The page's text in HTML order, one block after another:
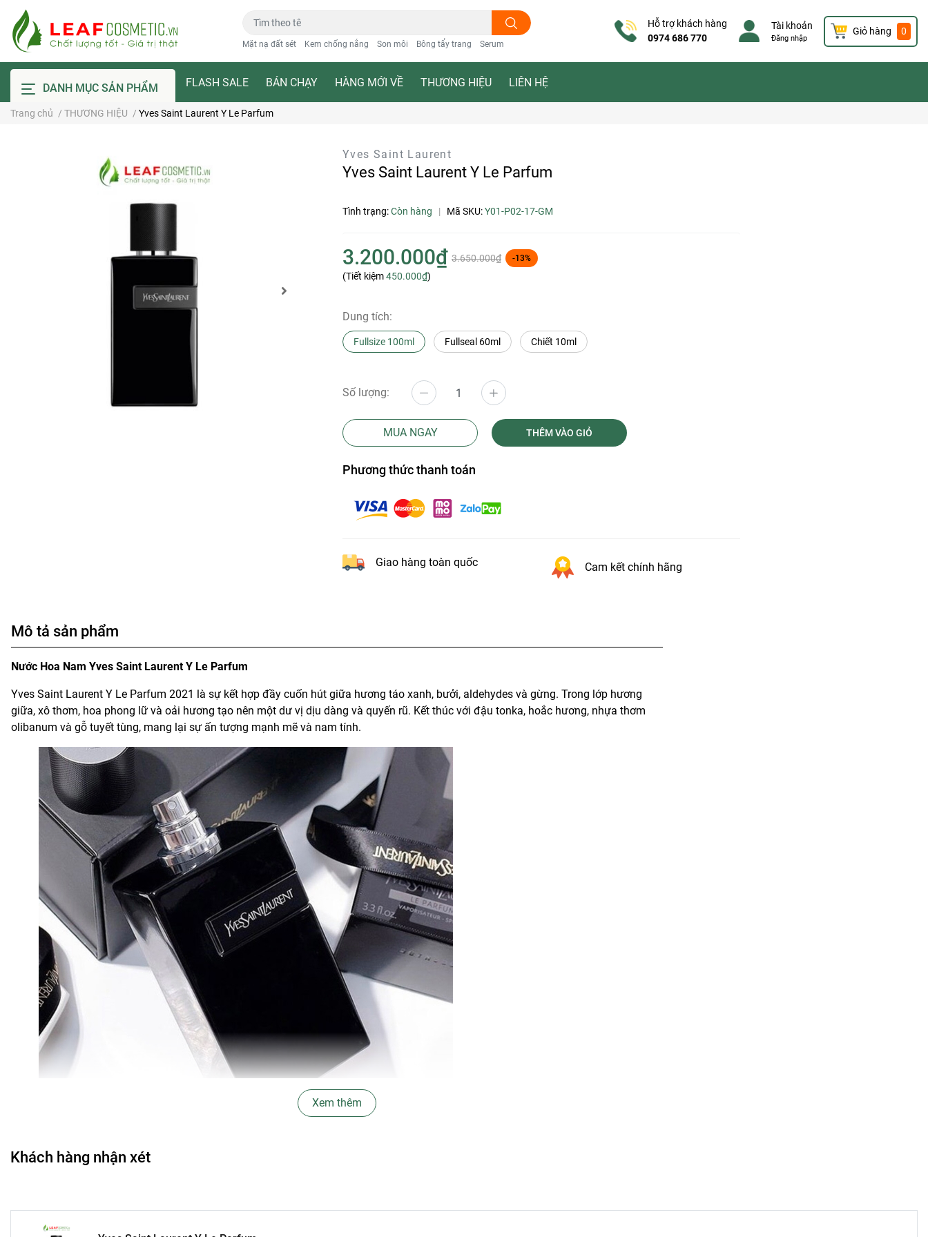
Mặt nạ đất sét Kem chống nắng Son môi Bông tẩy trang Serum
Hỗ trợ khách hàng
0974 686 770
Tài khoản
Đăng nhập
Giỏ hàng 0
DANH MỤC SẢN PHẨM FLASH SALE BÁN CHẠY HÀNG MỚI VỀ THƯƠNG HIỆU LIÊN HỆ
Trang chủ / THƯƠNG HIỆU / Yves Saint Laurent Y Le Parfum
Yves Saint Laurent
Yves Saint Laurent Y Le Parfum
Tình trạng:Còn hàng | Mã SKU:Y01-P02-17-GM
3.200.000₫ 3.650.000₫ -13%
(Tiết kiệm450.000₫)
Dung tích:
Fullsize 100ml Fullseal 60ml Chiết 10ml
Số lượng:
MUA NGAY THÊM VÀO GIỎ
Phương thức thanh toán
Giao hàng toàn quốc Cam kết chính hãng
Mô tả sản phẩm
Nước Hoa Nam Yves Saint Laurent Y Le Parfum
Yves Saint Laurent Y Le Parfum 2021 là sự kết hợp đầy cuốn hút giữa hương táo xanh, bưởi, aldehydes và gừng. Trong lớp hương
giữa, xô thơm, hoa phong lữ và oải hương tạo nên một dư vị dịu dàng và quyến rũ. Kết thúc với đậu tonka, hoắc hương, nhựa thơm
olibanum và gỗ tuyết tùng, mang lại sự ấn tượng mạnh mẽ và nam tính.
Nước hoa này thích hợp sử dụng vào buổi tối, trong mùa Thu - Đông. Lưu hương tốt và toả hương vừa phải, tạo ấn tượng mạnh mẽ
Xem thêm
Khách hàng nhận xét